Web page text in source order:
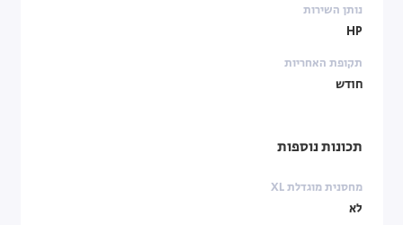
נותן השירות
HP
תקופת האחריות
חודש
תכונות נוספות
מחסנית מוגדלת XL
לא